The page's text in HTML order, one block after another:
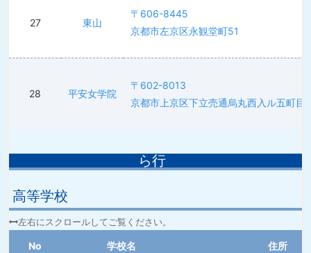
27 東山
〒606-8445
京都市左京区永観堂町51
28 平安女学院
〒602-8013
京都市上京区下立売通烏丸西入ル五町目
ら行
高等学校
No 学校名 住所